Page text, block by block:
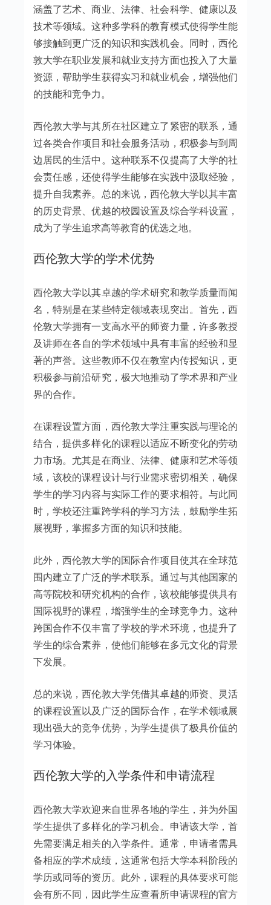
涵盖了艺术、商业、法律、社会科学、健康以及
技术等领域。这种多学科的教育模式使得学生能
够接触到更广泛的知识和实践机会。同时，西伦
敦大学在职业发展和就业支持方面也投入了大量
资源，帮助学生获得实习和就业机会，增强他们
的技能和竞争力。
西伦敦大学与其所在社区建立了紧密的联系，通
过各类合作项目和社会服务活动，积极参与到周
边居民的生活中。这种联系不仅提高了大学的社
会责任感，还使得学生能够在实践中汲取经验，
提升自我素养。总的来说，西伦敦大学以其丰富
的历史背景、优越的校园设置及综合学科设置，
成为了学生追求高等教育的优选之地。
西伦敦大学的学术优势
西伦敦大学以其卓越的学术研究和教学质量而闻
名，特别是在某些特定领域表现突出。首先，西
伦敦大学拥有一支高水平的师资力量，许多教授
及讲师在各自的学术领域中具有丰富的经验和显
著的声誉。这些教师不仅在教室内传授知识，更
积极参与前沿研究，极大地推动了学术界和产业
界的合作。
在课程设置方面，西伦敦大学注重实践与理论的
结合，提供多样化的课程以适应不断变化的劳动
力市场。尤其是在商业、法律、健康和艺术等领
域，该校的课程设计与行业需求密切相关，确保
学生的学习内容与实际工作的要求相符。与此同
时，学校还注重跨学科的学习方法，鼓励学生拓
展视野，掌握多方面的知识和技能。
此外，西伦敦大学的国际合作项目使其在全球范
围内建立了广泛的学术联系。通过与其他国家的
高等院校和研究机构的合作，该校能够提供具有
国际视野的课程，增强学生的全球竞争力。这种
跨国合作不仅丰富了学校的学术环境，也提升了
学生的综合素养，使他们能够在多元文化的背景
下发展。
总的来说，西伦敦大学凭借其卓越的师资、灵活
的课程设置以及广泛的国际合作，在学术领域展
现出强大的竞争优势，为学生提供了极具价值的
学习体验。
西伦敦大学的入学条件和申请流程
西伦敦大学欢迎来自世界各地的学生，并为外国
学生提供了多样化的学习机会。申请该大学，首
先需要满足相关的入学条件。通常，申请者需具
备相应的学术成绩，这通常包括大学本科阶段的
学历或同等的资历。此外，课程的具体要求可能
会有所不同，因此学生应查看所申请课程的官方